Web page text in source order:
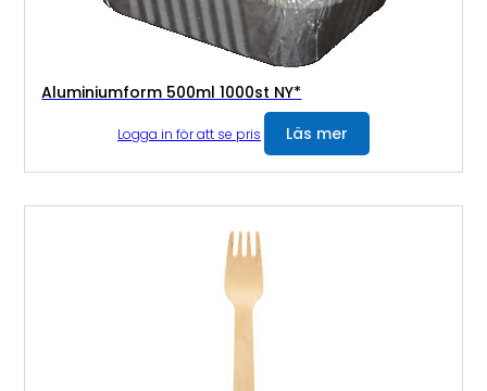
Aluminiumform 500ml 1000st NY*
Logga in för att se pris Läs mer